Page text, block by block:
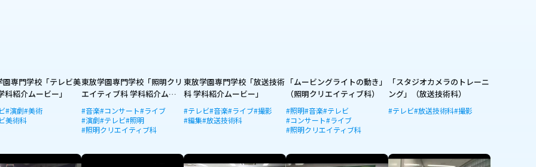
園専門学校「テレビ美
科紹介ムービー」
#演劇#美術
美術科
東放学園専門学校「照明クリ
エイティブ科 学科紹介ムー
ビー」
#音楽#コンサート#ライブ
#演劇#テレビ#照明
#照明クリエイティブ科
東放学園専門学校「放送技術
科 学科紹介ムービー」
#テレビ#音楽#ライブ#撮影
#編集#放送技術科
「ムービングライトの動き」
（照明クリエイティブ科）
#照明#音楽#テレビ
#コンサート#ライブ
#照明クリエイティブ科
「スタジオカメラのトレーニ
ング」（放送技術科）
#テレビ#放送技術科#撮影